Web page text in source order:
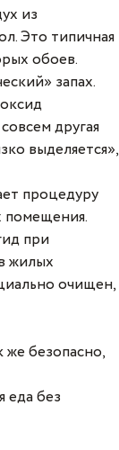
из
Это типичная
обоев.
запах.
другая
выделяется»,
процедуру
помещения.
при
жилых
очищен,
безопасно,
еда без